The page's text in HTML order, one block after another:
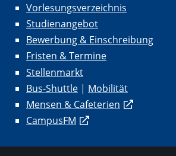
Vorlesungsverzeichnis
Studienangebot
Bewerbung & Einschreibung
Fristen & Termine
Stellenmarkt
Bus-Shuttle | Mobilität
Mensen & Cafeterien
CampusFM